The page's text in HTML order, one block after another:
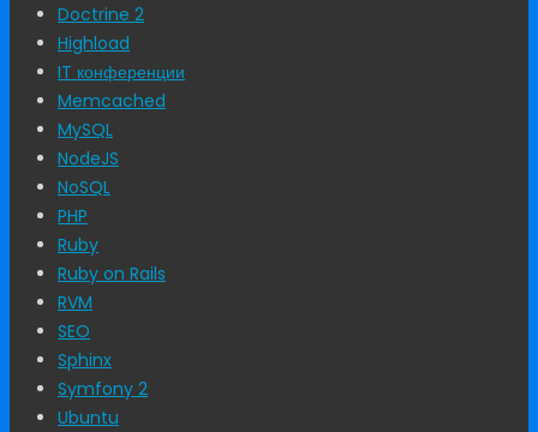
Doctrine 2
Highload
IT конференции
Memcached
MySQL
NodeJS
NoSQL
PHP
Ruby
Ruby on Rails
RVM
SEO
Sphinx
Symfony 2
Ubuntu